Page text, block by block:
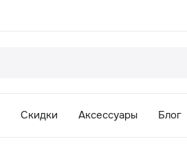
Скидки Аксессуары Блог